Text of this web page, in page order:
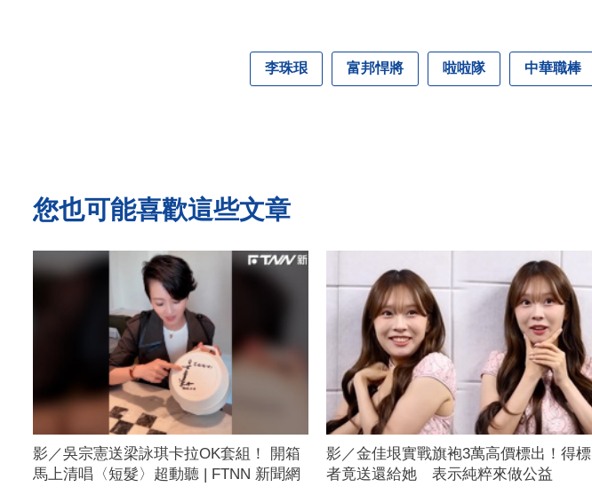
李珠珢 富邦悍將 啦啦隊 中華職棒
您也可能喜歡這些文章
影／吳宗憲送梁詠琪卡拉OK套組！ 開箱
馬上清唱〈短髮〉超動聽 | FTNN 新聞網
影／金佳垠實戰旗袍3萬高價標出！得標
者竟送還給她 表示純粹來做公益